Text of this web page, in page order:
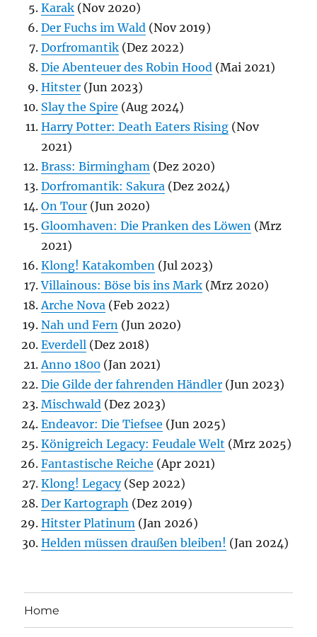
Karak (Nov 2020)
Der Fuchs im Wald (Nov 2019)
Dorfromantik (Dez 2022)
Die Abenteuer des Robin Hood (Mai 2021)
Hitster (Jun 2023)
Slay the Spire (Aug 2024)
Harry Potter: Death Eaters Rising (Nov
2021)
Brass: Birmingham (Dez 2020)
Dorfromantik: Sakura (Dez 2024)
On Tour (Jun 2020)
Gloomhaven: Die Pranken des Löwen (Mrz
2021)
Klong! Katakomben (Jul 2023)
Villainous: Böse bis ins Mark (Mrz 2020)
Arche Nova (Feb 2022)
Nah und Fern (Jun 2020)
Everdell (Dez 2018)
Anno 1800 (Jan 2021)
Die Gilde der fahrenden Händler (Jun 2023)
Mischwald (Dez 2023)
Endeavor: Die Tiefsee (Jun 2025)
Königreich Legacy: Feudale Welt (Mrz 2025)
Fantastische Reiche (Apr 2021)
Klong! Legacy(Sep 2022)
Der Kartograph (Dez 2019)
Hitster Platinum (Jan 2026)
Helden müssen draußen bleiben! (Jan 2024)
Home